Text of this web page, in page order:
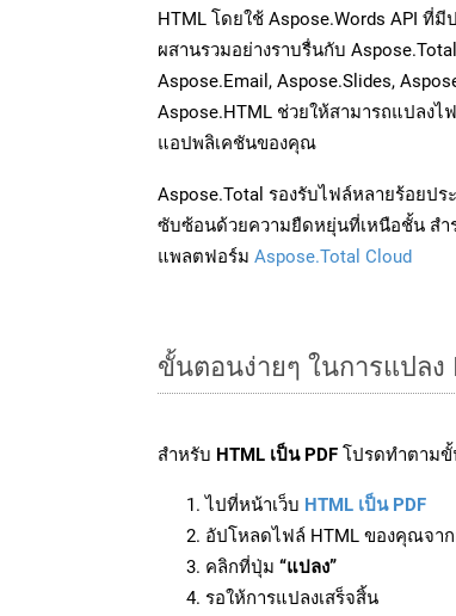
HTML โดยใช้ Aspose.Words API ที่
ผสานรวมอย่างราบรื่นกับ
Aspose.Email, Aspose.Slides,
Aspose.HTML ช่วยให้สามารถแปลง
แอปพลิเคชันของคุณ
Aspose.Total รองรับไฟล์หลายร้อยป
ซับซ้อนด้วยความยืดหยุ่นที่เหนือชั้น สำ
แพลตฟอร์ม Aspose.Total Cloud
ขั้นตอนง่ายๆ ในการแปลง
สำหรับ HTML เป็น PDF โปรดทำตามขั้
ไปที่หน้าเว็บ HTML เป็น PDF
อัปโหลดไฟล์ HTML ของคุณจ
คลิกที่ปุ่ม “แปลง”
รอให้การแปลงเสร็จสิ้น